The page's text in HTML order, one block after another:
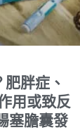
胖症、
用或致反
塞膽囊發